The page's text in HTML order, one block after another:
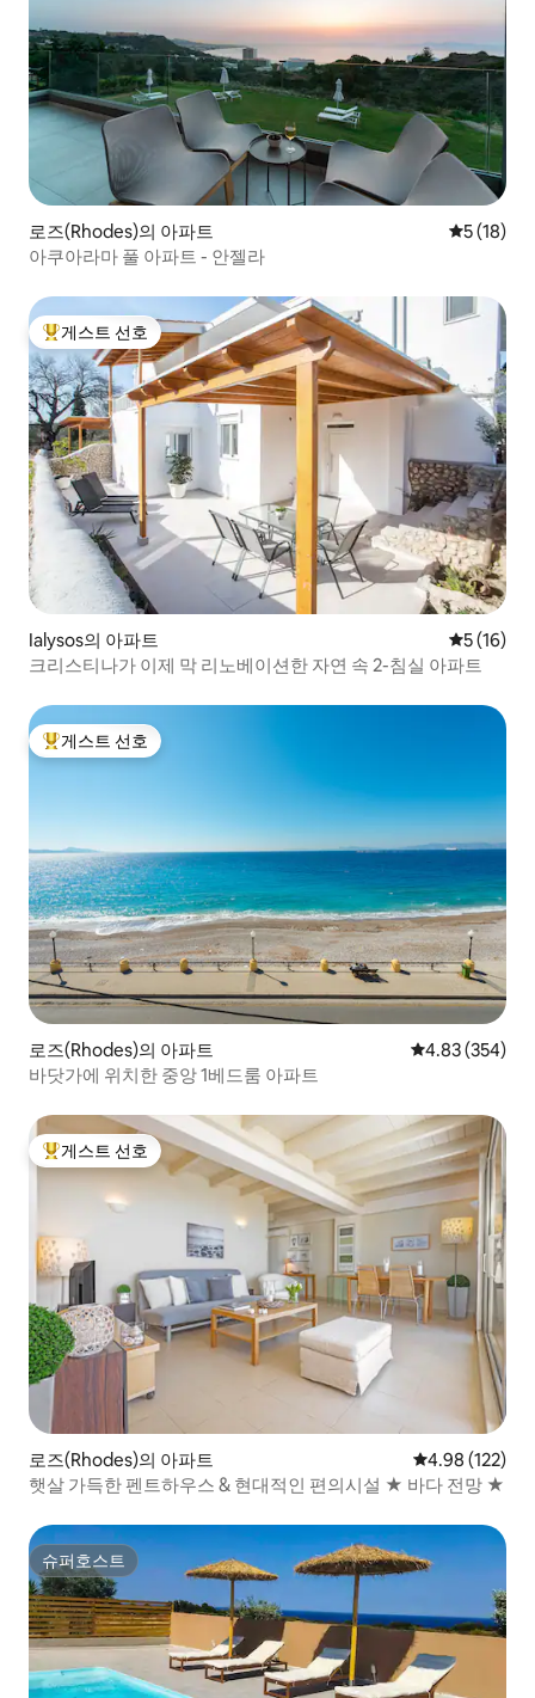
로즈(Rhodes)의 아파트 평점 5점
5 (18)
아쿠아라마 풀 아파트 - 안젤라
상위 게스트 선호
게스트 선호
Ialysos의 아파트 평점 5점
5 (16)
크리스티나가 이제 막 리노베이션한 자연 속 2-침실 아파트
상위 게스트 선호
게스트 선호
로즈(Rhodes)의 아파트 평점 4.83점(5
4.83 (354)
바닷가에 위치한 중앙 1베드룸 아파트
상위 게스트 선호
게스트 선호
로즈(Rhodes)의 아파트 평점 4.98점(5
4.98 (122)
햇살 가득한 펜트하우스 & 현대적인 편의시설 ★ 바다 전망 ★
슈퍼호스트
슈퍼호스트